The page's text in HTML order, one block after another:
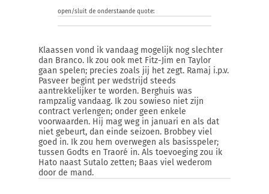
open/sluit de onderstaande quote:
Klaassen vond ik vandaag mogelijk nog slechter
dan Branco. Ik zou ook met Fitz-Jim en Taylor
gaan spelen; precies zoals jij het zegt. Ramaj i.p.v.
Pasveer begint per wedstrijd steeds
aantrekkelijker te worden. Berghuis was
rampzalig vandaag. Ik zou sowieso niet zijn
contract verlengen; onder geen enkele
voorwaarden. Hij mag weg in januari en als dat
niet gebeurt, dan einde seizoen. Brobbey viel
goed in. Ik zou hem overwegen als basisspeler;
tussen Godts en Traoré in. Als toevoeging zou ik
Hato naast Sutalo zetten; Baas viel wederom
door de mand.